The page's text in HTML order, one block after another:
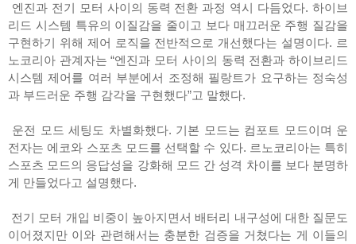
엔진과 전기 모터 사이의 동력 전환 과정 역시 다듬었다. 하이브
리드 시스템 특유의 이질감을 줄이고 보다 매끄러운 주행 질감을
구현하기 위해 제어 로직을 전반적으로 개선했다는 설명이다. 르
노코리아 관계자는 “엔진과 모터 사이의 동력 전환과 하이브리드
시스템 제어를 여러 부분에서 조정해 필랑트가 요구하는 정숙성
과 부드러운 주행 감각을 구현했다”고 말했다.
운전 모드 세팅도 차별화했다. 기본 모드는 컴포트 모드이며 운
전자는 에코와 스포츠 모드를 선택할 수 있다. 르노코리아는 특히
스포츠 모드의 응답성을 강화해 모드 간 성격 차이를 보다 분명하
게 만들었다고 설명했다.
전기 모터 개입 비중이 높아지면서 배터리 내구성에 대한 질문도
이어졌지만 이와 관련해서는 충분한 검증을 거쳤다는 게 이들의